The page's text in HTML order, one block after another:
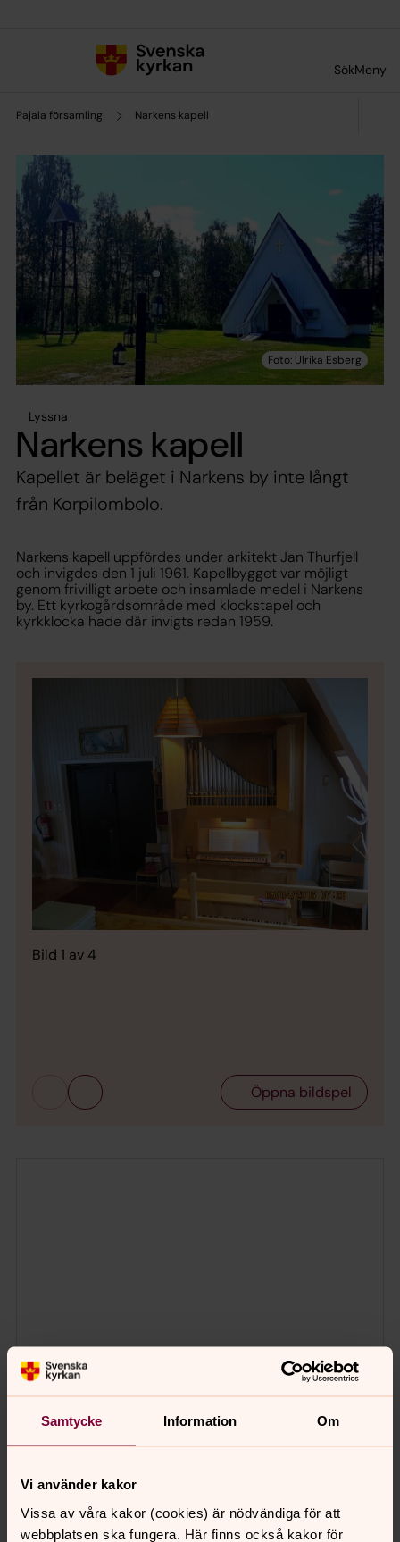
Samtycke Information Om
Vi använder kakor
Vissa av våra kakor (cookies) är nödvändiga för att
webbplatsen ska fungera. Här finns också kakor för
SökMeny
Pajala församling Narkens kapell
Lyssna
Narkens kapell
Kapellet är beläget i Narkens by inte långt
från Korpilombolo.
Narkens kapell uppfördes under arkitekt Jan Thurfjell
och invigdes den 1 juli 1961. Kapellbygget var möjligt
genom frivilligt arbete och insamlade medel i Narkens
by. Ett kyrkogårdsområde med klockstapel och
kyrkklocka hade där invigts redan 1959.
Bild 1 av 4
Öppna bildspel